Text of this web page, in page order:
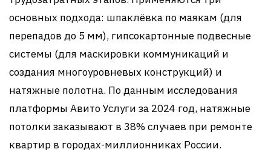
основных подхода: шпаклёвка по маякам (для
перепадов до 5 мм), гипсокартонные подвесные
системы (для маскировки коммуникаций и
создания многоуровневых конструкций) и
натяжные полотна. По данным исследования
платформы Авито Услуги за 2024 год, натяжные
потолки заказывают в 38% случаев при ремонте
квартир в городах-миллионниках России.